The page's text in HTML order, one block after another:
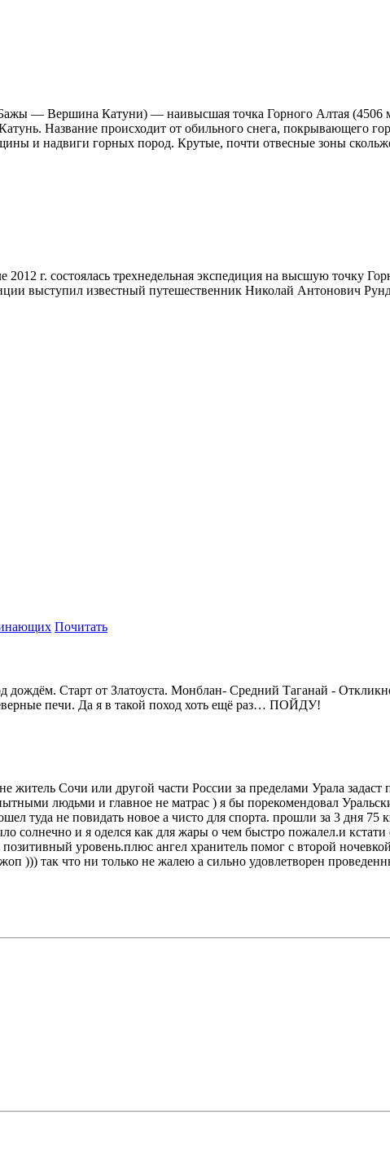
— Вершина Катуни) — наивысшая точка Горного Алтая (4506
Название происходит от обильного снега, покрывающего
и надвиги горных пород. Крутые, почти отвесные зоны
г. состоялась трехнедельная экспедиция на высшую точку
выступил известный путешественник Николай
Почитать
дождём. Старт от Златоуста. Монблан- Средний Таганай -
печи. Да я в такой поход хоть ещё раз… ПОЙДУ!
житель Сочи или другой части России за пределами Урала
людьми и главное не матрас ) я бы порекомендовал
туда не повидать новое а чисто для спорта. прошли за 3 дня 75
солнечно и я оделся как для жары о чем быстро пожалел.и
уровень.плюс ангел хранитель помог с второй
))) так что ни только не жалею а сильно удовлетворен